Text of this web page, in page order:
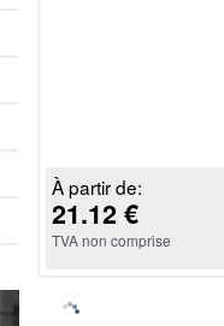
À partir de:
21.12 €
TVA non comprise